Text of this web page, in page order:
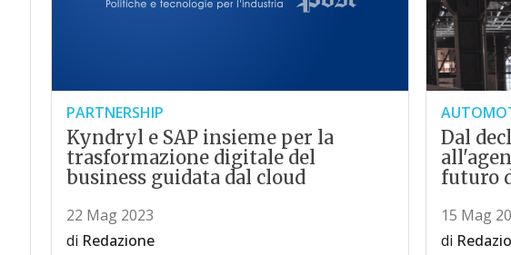
PARTNERSHIP
Kyndryl e SAP insieme per la
trasformazione digitale del
business guidata dal cloud
22 Mag 2023
di Redazione
Dal
futuro
15 Mag
di